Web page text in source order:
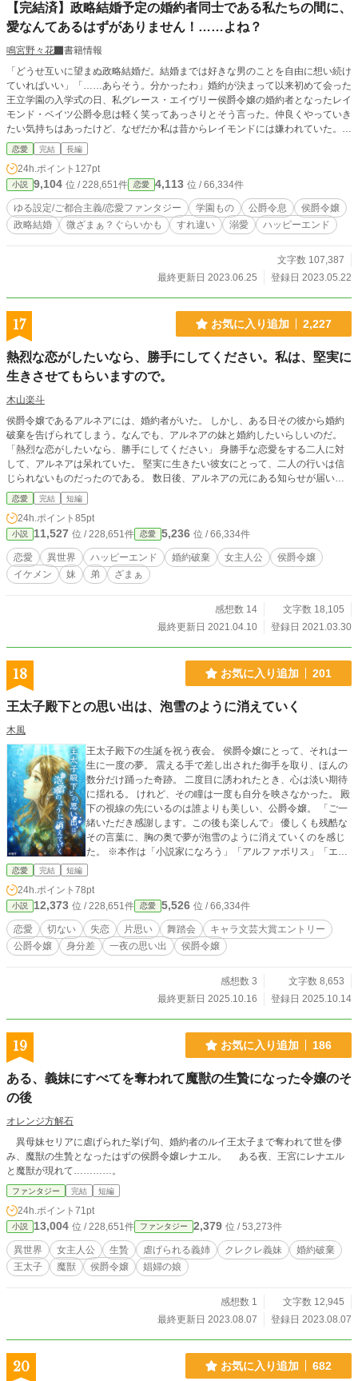
【完結済】政略結婚予定の婚約者同士である私たちの間に、
愛なんてあるはずがありません！……よね？
鳴宮野々花
書籍情報
「どうせ互いに望まぬ政略結婚だ。結婚までは好きな男のことを自由に想い続け
ていればいい」「……あらそう。分かったわ」婚約が決まって以来初めて会った
王立学園の入学式の日、私グレース・エイヴリー侯爵令嬢の婚約者となったレイ
モンド・ベイツ公爵令息は軽く笑ってあっさりとそう言った。仲良くやっていき
たい気持ちはあったけど、なぜだか私は昔からレイモンドには嫌われていた。
そっちがそのつもりならまぁ仕方ない、と割り切る私。だけど学園生活を過ご
すうちに少しずつ二人の関係が変わりはじめ…… ※※ファンタジーなご都合主
義の世界観でお送りする学園もののお話です。史実に照らし合わせたりすると
「？？」となりますので、どうぞ広い心でお読みくださいませ。 ※※大したざ
まぁはない予定です。気持ちがすれ違ってしまっている二人のラブストーリーで
す。 ※この作品は小説家になろうにも投稿しています。
恋愛 完結 長編
24h.ポイント 127pt
小説 9,104 位 / 228,651件 恋愛 4,113 位 / 66,334件
ゆる設定/ご都合主義/恋愛ファンタジー 学園もの 公爵令息
侯爵令嬢
政略結婚
微ざまぁ？ぐらいかも すれ違い 溺愛 ハッピーエンド
文字数 107,387
最終更新日 2023.06.25
登録日 2023.05.22
17 お気に入り追加 2,227
熱烈な恋がしたいなら、勝手にしてください。私は、堅実に
生きさせてもらいますので。
木山楽斗
侯爵令嬢であるアルネアには、婚約者がいた。 しかし、ある日その彼から婚約
破棄を告げられてしまう。なんでも、アルネアの妹と婚約したいらしいのだ。
「熱烈な恋がしたいなら、勝手にしてください」 身勝手な恋愛をする二人に対
して、アルネアは呆れていた。 堅実に生きたい彼女にとって、二人の行いは信
じられないものだったのである。 数日後、アルネアの元にある知らせが届い
た。 妹と元婚約者の間で、何か事件が起こったらしいのだ。
恋愛 完結 短編
24h.ポイント 85pt
小説 11,527 位 / 228,651件 恋愛 5,236 位 / 66,334件
恋愛 異世界 ハッピーエンド 婚約破棄 女主人公
侯爵令嬢
イケメン
妹 弟 ざまぁ
感想数 14
文字数 18,105
最終更新日 2021.04.10
登録日 2021.03.30
18 お気に入り追加 201
王太子殿下との思い出は、泡雪のように消えていく
木風
王太子殿下の生誕を祝う夜会。 侯爵令嬢にとって、それは一
生に一度の夢。 震える手で差し出された御手を取り、ほんの
数分だけ踊った奇跡。 二度目に誘われたとき、心は淡い期待
に揺れる。 けれど、その瞳は一度も自分を映さなかった。 殿
下の視線の先にいるのは誰よりも美しい、公爵令嬢。 「ご一
緒いただき感謝します。この後も楽しんで」 優しくも残酷な
その言葉に、胸の奥で夢が泡雪のように消えていくのを感じ
た。 ※本作は「小説家になろう」「アルファポリス」「エブ
リスタ」にて同時掲載しております。 表紙イラストは、雪乃
です。無断転載・無断使用・AI学習等は一切禁止しておりま
す。 ©︎泡雪 / 木風 雪乃
恋愛 完結 短編
24h.ポイント 78pt
小説 12,373 位 / 228,651件 恋愛 5,526 位 / 66,334件
恋愛 切ない 失恋 片思い 舞踏会
キャラ文芸大賞エントリー
公爵令嬢
身分差 一夜の思い出 侯爵令嬢
感想数 3
文字数 8,653
最終更新日 2025.10.16
登録日 2025.10.14
19 お気に入り追加 186
ある、義妹にすべてを奪われて魔獣の生贄になった令嬢のそ
の後
オレンジ方解石
異母妹セリアに虐げられた挙げ句、婚約者のルイ王太子まで奪われて世を儚
み、魔獣の生贄となったはずの侯爵令嬢レナエル。 ある夜、王宮にレナエル
と魔獣が現れて…………。
ファンタジー 完結 短編
24h.ポイント 71pt
小説 13,004 位 / 228,651件 ファンタジー 2,379 位 / 53,273件
異世界 女主人公 生贄 虐げられる義姉 クレクレ義妹
婚約破棄
王太子
魔獣 侯爵令嬢 娼婦の娘
感想数 1
文字数 12,945
最終更新日 2023.08.07
登録日 2023.08.07
20 お気に入り追加 682